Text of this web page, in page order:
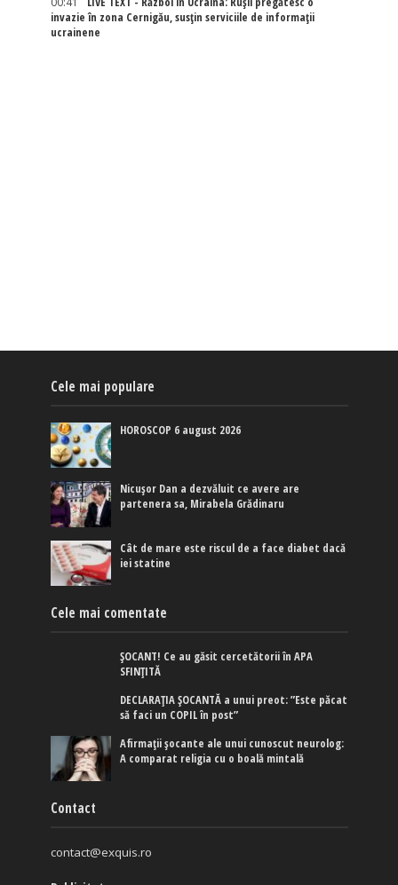
invazie în zona Cernigău, susțin serviciile de informații
ucrainene
Cele mai populare
HOROSCOP 6 august 2026
Nicușor Dan a dezvăluit ce avere are
partenera sa, Mirabela Grădinaru
Cât de mare este riscul de a face diabet dacă
iei statine
Cele mai comentate
ȘOCANT! Ce au găsit cercetătorii în APA
SFINȚITĂ
DECLARAȚIA ȘOCANTĂ a unui preot: ”Este păcat
să faci un COPIL în post”
Afirmaţii şocante ale unui cunoscut neurolog:
A comparat religia cu o boală mintală
Contact
contact@exquis.ro